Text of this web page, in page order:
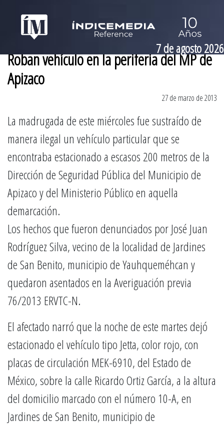
7 de agosto 2026
Roban vehículo en la periferia del MP de
Apizaco
27 de marzo de 2013
La madrugada de este miércoles fue sustraído de
manera ilegal un vehículo particular que se
encontraba estacionado a escasos 200 metros de la
Dirección de Seguridad Pública del Municipio de
Apizaco y del Ministerio Público en aquella
demarcación.
Los hechos que fueron denunciados por José Juan
Rodríguez Silva, vecino de la localidad de Jardines
de San Benito, municipio de Yauhqueméhcan y
quedaron asentados en la Averiguación previa
76/2013 ERVTC-N.
El afectado narró que la noche de este martes dejó
estacionado el vehículo tipo Jetta, color rojo, con
placas de circulación MEK-6910, del Estado de
México, sobre la calle Ricardo Ortiz García, a la altura
del domicilio marcado con el número 10-A, en
Jardines de San Benito, municipio de